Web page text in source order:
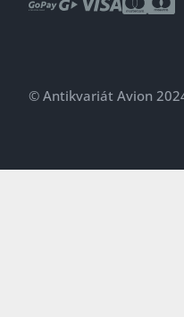
© Antikvariát Avion